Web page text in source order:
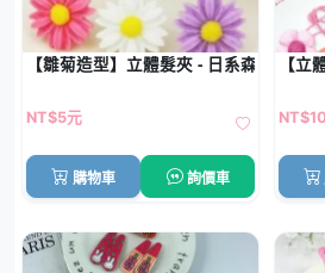
【雛菊造型】立體髮夾 - 日系森林風髮飾
NT$5元
購物車 詢價車
【